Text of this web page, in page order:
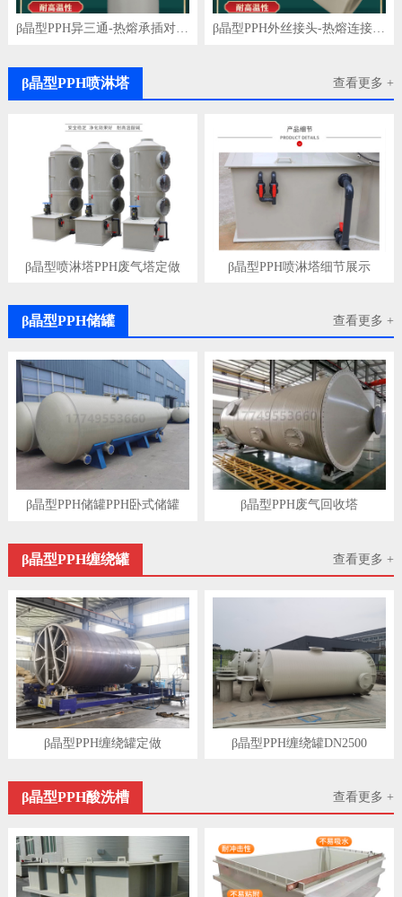
β晶型PPH异三通-热熔承插对焊-一体成型 β晶型PPH外丝接头-热熔连接-均聚聚丙烯
查看更多 +
β晶型PPH喷淋塔
β晶型喷淋塔PPH废气塔定做 β晶型PPH喷淋塔细节展示
查看更多 +
β晶型PPH储罐
β晶型PPH储罐PPH卧式储罐 β晶型PPH废气回收塔
查看更多 +
β晶型PPH缠绕罐
β晶型PPH缠绕罐定做 β晶型PPH缠绕罐DN2500
查看更多 +
β晶型PPH酸洗槽